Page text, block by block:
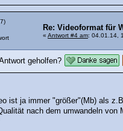
Re: Videoformat für
« Antwort #4 am: 04.01.14,
geholfen?
ist ja immer "größer"(Mb) als
nach dem umwandeln